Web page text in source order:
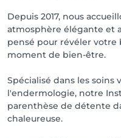
Depuis 2017, nous
atmosphère élégante et
pensé pour révéler votre
moment de bien-être.
Spécialisé dans les soins
l'endermologie, notre
parenthèse de détente
chaleureuse.